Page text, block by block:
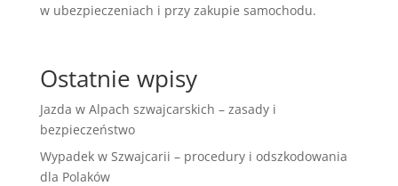
w ubezpieczeniach i przy zakupie samochodu.
Ostatnie wpisy
Jazda w Alpach szwajcarskich – zasady i
bezpieczeństwo
Wypadek w Szwajcarii – procedury i odszkodowania
dla Polaków